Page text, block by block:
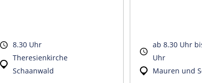
8.30 Uhr
Theresienkirche
Schaanwald
ab 8.30 Uhr
Uhr
Mauren und